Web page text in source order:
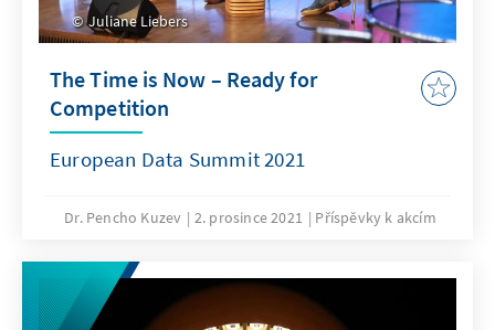
Juliane Liebers
The Time is Now – Ready for
Competition
European Data Summit 2021
Dr. Pencho Kuzev 2. prosince 2021 Příspěvky k akcím